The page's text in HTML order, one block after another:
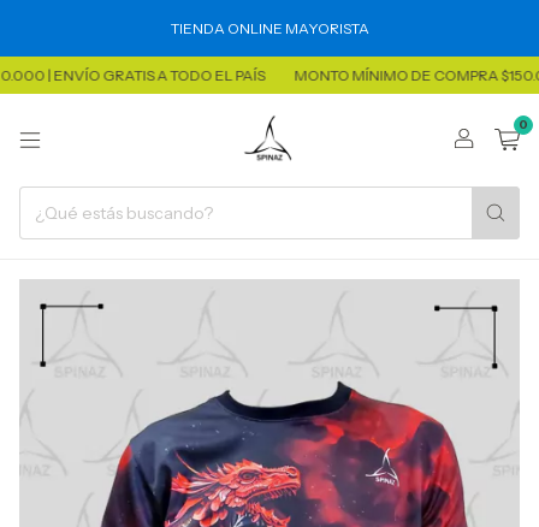
TIENDA ONLINE MAYORISTA
GRATIS A TODO EL PAÍS MONTO MÍNIMO DE COMPRA $150.000 |
0